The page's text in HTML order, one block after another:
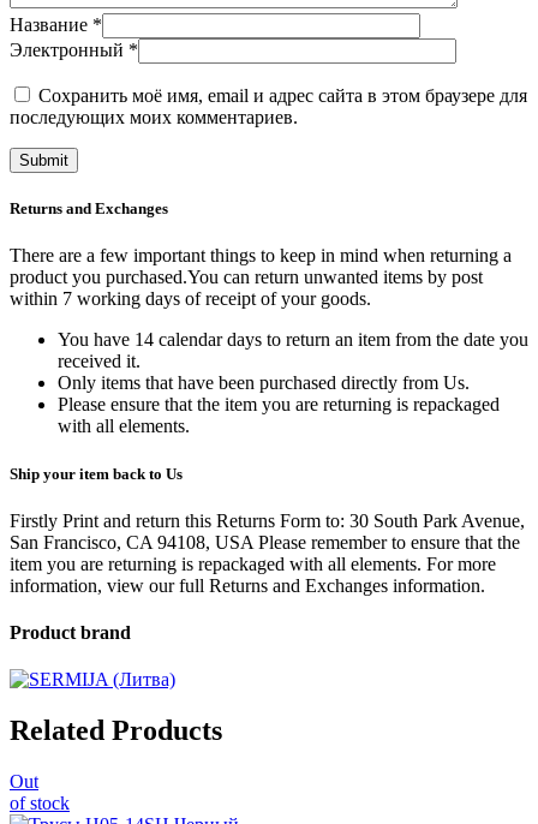
Название *
Электронный *
Сохранить моё имя, email и адрес сайта в этом браузере для
последующих моих комментариев.
Returns and Exchanges
There are a few important things to keep in mind when returning a
product you purchased.You can return unwanted items by post
within 7 working days of receipt of your goods.
You have 14 calendar days to return an item from the date you
received it.
Only items that have been purchased directly from Us.
Please ensure that the item you are returning is repackaged
with all elements.
Ship your item back to Us
Firstly Print and return this Returns Form to: 30 South Park Avenue,
San Francisco, CA 94108, USA Please remember to ensure that the
item you are returning is repackaged with all elements. For more
information, view our full Returns and Exchanges information.
Product brand
Related Products
Out
of stock